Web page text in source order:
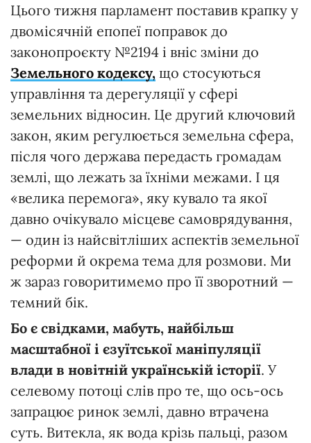
Цього тижня парламент поставив крапку у
двомісячній епопеї поправок до
законопроєкту №2194 і вніс зміни до
Земельного кодексу, що стосуються
управління та дерегуляції у сфері
земельних відносин. Це другий ключовий
закон, яким регулюється земельна сфера,
після чого держава передасть громадам
землі, що лежать за їхніми межами. І ця
«велика перемога», яку кувало та якої
давно очікувало місцеве самоврядування,
— один із найсвітліших аспектів земельної
реформи й окрема тема для розмови. Ми
ж зараз говоритимемо про її зворотний —
темний бік.
Бо є свідками, мабуть, найбільш
масштабної і єзуїтської маніпуляції
влади в новітній українській історії. У
селевому потоці слів про те, що ось-ось
запрацює ринок землі, давно втрачена
суть. Витекла, як вода крізь пальці, разом